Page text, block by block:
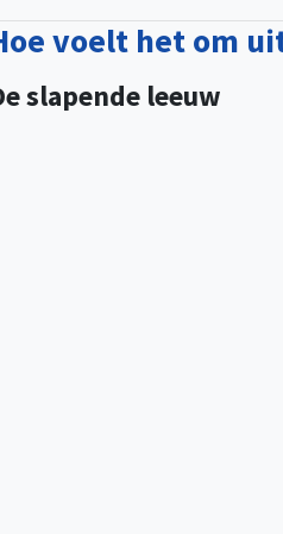
voelt het om
slapende leeuw